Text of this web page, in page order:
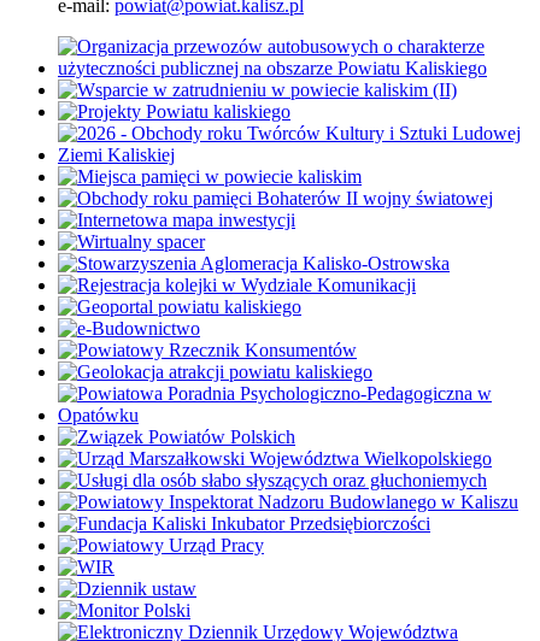
e-mail: powiat@powiat.kalisz.pl